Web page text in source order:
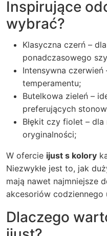
Inspirujące
wybrać?
Klasyczna czerń –
ponadczasowego
Intensywna
temperamentu;
Butelkowa zieleń –
preferujących
Błękit czy fiolet –
oryginalności;
W ofercie ijust s kolory
Niezwykłe jest to, jak
mają nawet najmniejsze
akcesoriów codziennego
Dlaczego